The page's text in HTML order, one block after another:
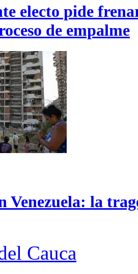
electo pide
de empalme
Venezuela: la
Cauca